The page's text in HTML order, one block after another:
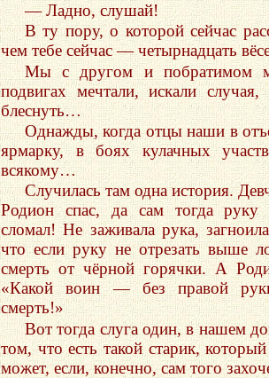
— Ладно, слушай!
В ту пору, о которой сейчас
чем тебе сейчас — четырнадцать
Мы с другом и побратимом
подвигах мечтали, искали
блеснуть…
Однажды, когда отцы наши в
ярмарку, в боях кулачных
всякому…
Случилась там одна история.
Родион спас, да сам тогда руку
сломал! Не заживала рука,
что если руку не отрезать выше
смерть от чёрной горячки. А
«Какой воин — без правой
смерть!»
Вот тогда слуга один, в нашем
том, что есть такой старик,
может, если, конечно, сам того